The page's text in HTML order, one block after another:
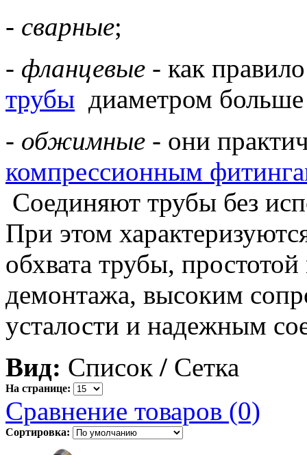
- сварные;
- фланцевые - как
трубы диаметром
- обжимные - они
компрессионным
Соединяют трубы без
При этом
обхвата трубы,
демонтажа, высоким
усталости и надежным
Вид: Список / Сетка
На странице:
Сравнение товаров (0)
Сортировка: